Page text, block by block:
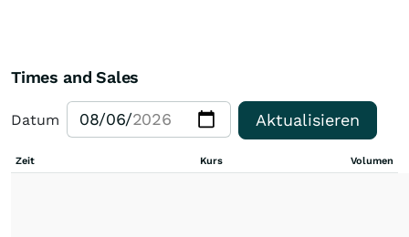
Times and Sales
Datum Aktualisieren
Zeit Kurs Volumen